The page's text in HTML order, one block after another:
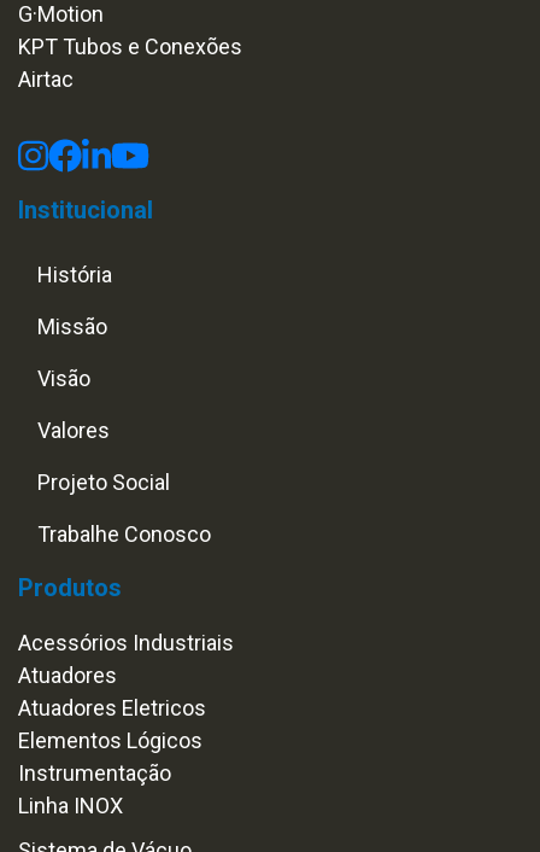
G·Motion
KPT Tubos e Conexões
Airtac
Institucional
História
Missão
Visão
Valores
Projeto Social
Trabalhe Conosco
Produtos
Acessórios Industriais
Atuadores
Atuadores Eletricos
Elementos Lógicos
Instrumentação
Linha INOX